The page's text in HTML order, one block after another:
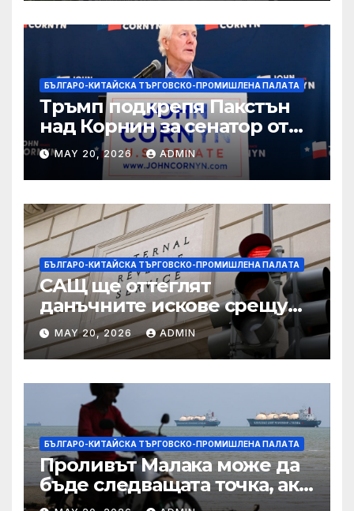
БЪЛГАРО-КИТАЙСКА ТЪРГОВСКО-ПРОМИШЛЕНА ПАЛAТА
Тръмп подкрепя Пакстън
над Корнин за сенатор от
Тексас в шокираща
подкрепа
MAY 20, 2026 ADMIN
БЪЛГАРО-КИТАЙСКА ТЪРГОВСКО-ПРОМИШЛЕНА ПАЛAТА
САЩ ще оттеглят
данъчните искове срещу
Тръмп „завинаги“ в
сделката за съдебно дело с
IRS
MAY 20, 2026 ADMIN
БЪЛГАРО-КИТАЙСКА ТЪРГОВСКО-ПРОМИШЛЕНА ПАЛAТА
Проливът Малака може да
бъде следващата точка, ако
Азия не внимава